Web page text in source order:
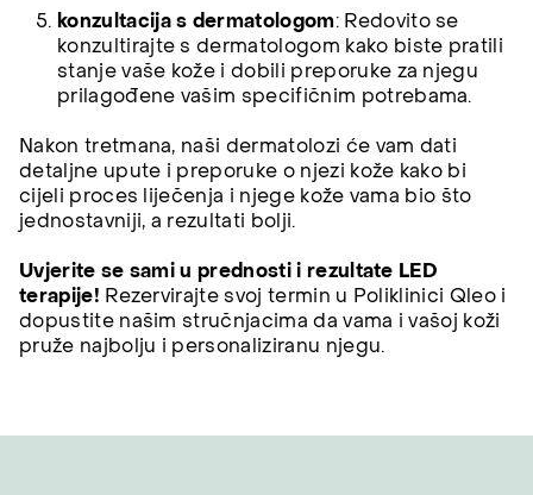
konzultacija s dermatologom: Redovito se
konzultirajte s dermatologom kako biste pratili
stanje vaše kože i dobili preporuke za njegu
prilagođene vašim specifičnim potrebama.
Nakon tretmana, naši dermatolozi će vam dati
detaljne upute i preporuke o njezi kože kako bi
cijeli proces liječenja i njege kože vama bio što
jednostavniji, a rezultati bolji.
Uvjerite se sami u prednosti i rezultate LED
terapije! Rezervirajte svoj termin u Poliklinici Qleo i
dopustite našim stručnjacima da vama i vašoj koži
pruže najbolju i personaliziranu njegu.